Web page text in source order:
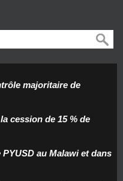
majoritaire de
cession de 15 % de
au Malawi et dans